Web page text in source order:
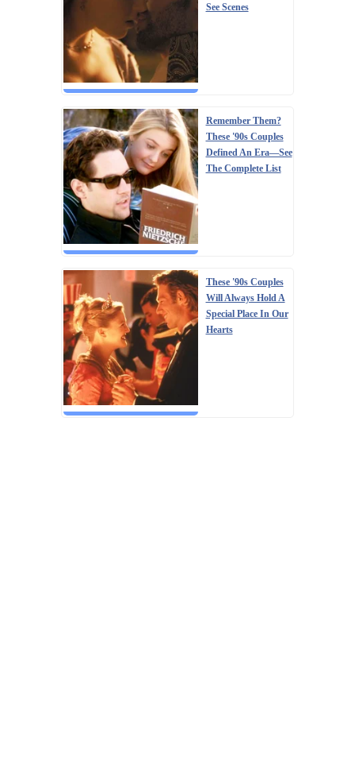
See Scenes
Remember Them?
These '90s Couples
Defined An Era—See
The Complete List
These '90s Couples
Will Always Hold A
Special Place In Our
Hearts